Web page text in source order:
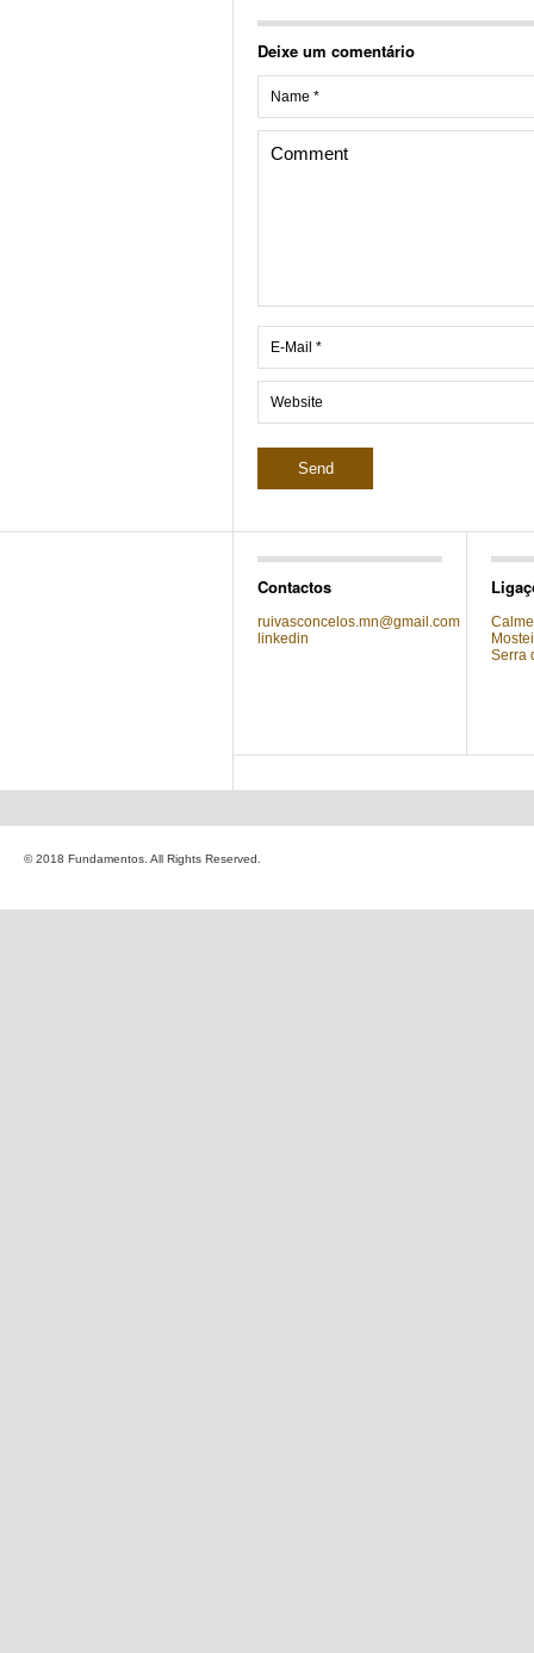
Deixe um comentário
Contactos
ruivasconcelos.mn@gmail.com
linkedin
Serra
© 2018 Fundamentos. All Rights Reserved.